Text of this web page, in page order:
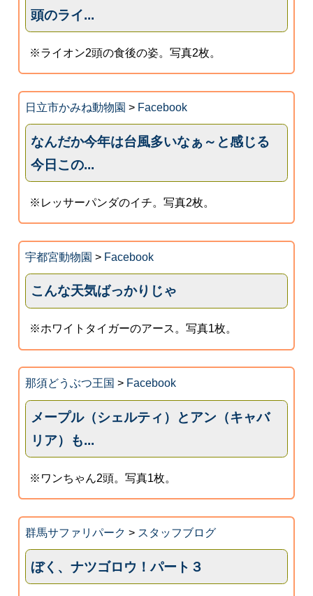
頭のライ...
※ライオン2頭の食後の姿。写真2枚。
日立市かみね動物園 > Facebook
なんだか今年は台風多いなぁ～と感じる
今日この...
※レッサーパンダのイチ。写真2枚。
宇都宮動物園 > Facebook
こんな天気ばっかりじゃ
※ホワイトタイガーのアース。写真1枚。
那須どうぶつ王国 > Facebook
メープル（シェルティ）とアン（キャバ
リア）も...
※ワンちゃん2頭。写真1枚。
群馬サファリパーク > スタッフブログ
ぼく、ナツゴロウ！パート３